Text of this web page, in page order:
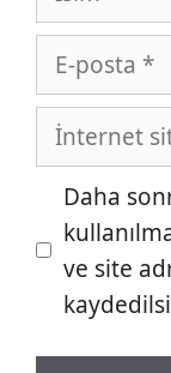
posta
İnternet
sitesi
Daha
ve site